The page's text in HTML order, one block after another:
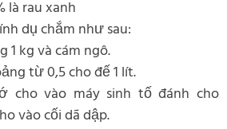
là rau xanh
dụ chắm như sau:
1 kg và cám ngô.
từ 0,5 cho đế 1 lít.
cho vào máy sinh tố đánh cho
vào cối dã dập.